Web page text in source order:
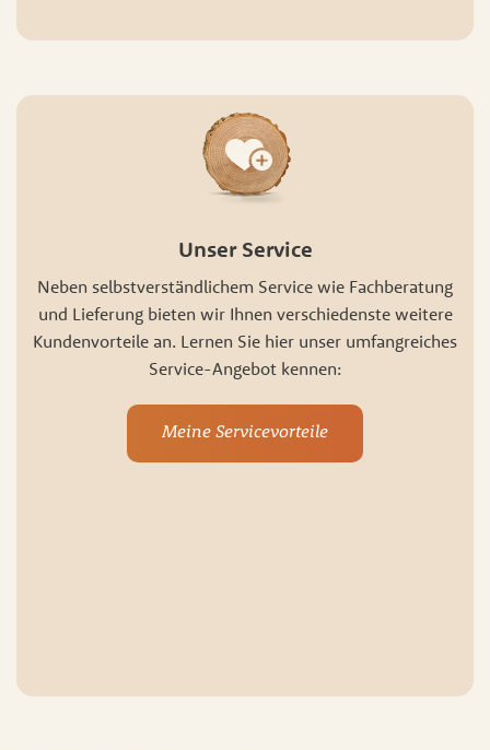
Unser Service
Neben selbstverständlichem Service wie Fachberatung
und Lieferung bieten wir Ihnen verschiedenste weitere
Kundenvorteile an. Lernen Sie hier unser umfangreiches
Service-Angebot kennen:
Meine Servicevorteile